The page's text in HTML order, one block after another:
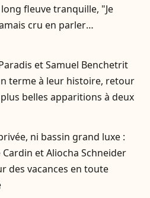
fleuve tranquille, "Je
cru en parler
et Samuel Benchetrit
terme à leur histoire, retour
belles apparitions à deux
ni bassin grand luxe :
et Aliocha Schneider
des vacances en toute